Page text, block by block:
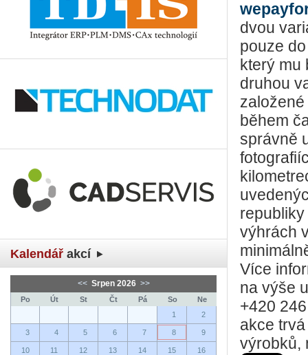
Kalendář akcí
<< Srpen 2026 >>
Po Út St Čt Pá So
Ne
1
2
3 4 5 6 7 8 9
10 11 12 13 14 15 16
dvou
pouze
který mu
druhou
během
správně
výhrách
Více
na výše
+420
akce
výrobků,